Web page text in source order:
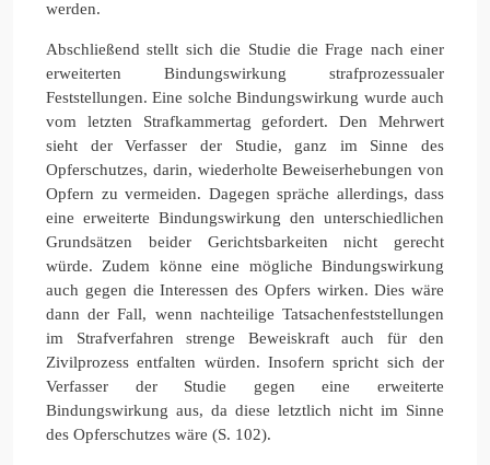
werden.
Abschließend stellt sich die Studie die Frage nach einer
erweiterten Bindungswirkung strafprozessualer
Feststellungen. Eine solche Bindungswirkung wurde auch
vom letzten Strafkammertag gefordert. Den Mehrwert
sieht der Verfasser der Studie, ganz im Sinne des
Opferschutzes, darin, wiederholte Beweiserhebungen von
Opfern zu vermeiden. Dagegen spräche allerdings, dass
eine erweiterte Bindungswirkung den unterschiedlichen
Grundsätzen beider Gerichtsbarkeiten nicht gerecht
würde. Zudem könne eine mögliche Bindungswirkung
auch gegen die Interessen des Opfers wirken. Dies wäre
dann der Fall, wenn nachteilige Tatsachenfeststellungen
im Strafverfahren strenge Beweiskraft auch für den
Zivilprozess entfalten würden. Insofern spricht sich der
Verfasser der Studie gegen eine erweiterte
Bindungswirkung aus, da diese letztlich nicht im Sinne
des Opferschutzes wäre (S. 102).